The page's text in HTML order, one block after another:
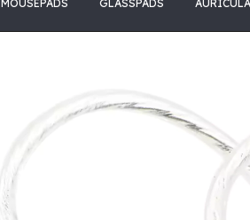
MOUSEPADS GLASSPADS